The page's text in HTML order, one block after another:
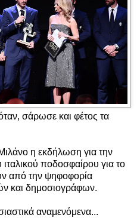
σάρωσε και φέτος τα
η εκδήλωση για την
ποδοσφαίρου για το
από την ψηφοφορία
και δημοσιογράφων.
αναμενόμενα...